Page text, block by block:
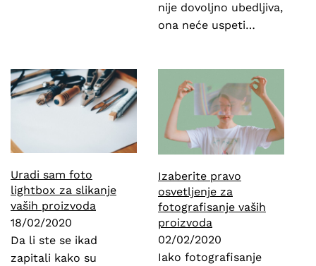
nije dovoljno ubedljiva,
ona neće uspeti…
Uradi sam foto
lightbox za slikanje
vaših proizvoda
18/02/2020
Da li ste se ikad
zapitali kako su
Izaberite pravo
osvetljenje za
fotografisanje vaših
proizvoda
02/02/2020
Iako fotografisanje